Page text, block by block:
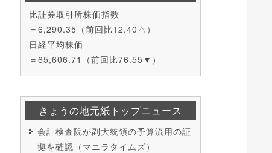
比証券取引所株価指数
＝6,290.35（前回比12.40△）
日経平均株価
＝65,606.71（前回比76.55▼）
きょうの地元紙トップニュース
会計検査院が副大統領の予算流用の証
拠を確認（マニラタイムズ）